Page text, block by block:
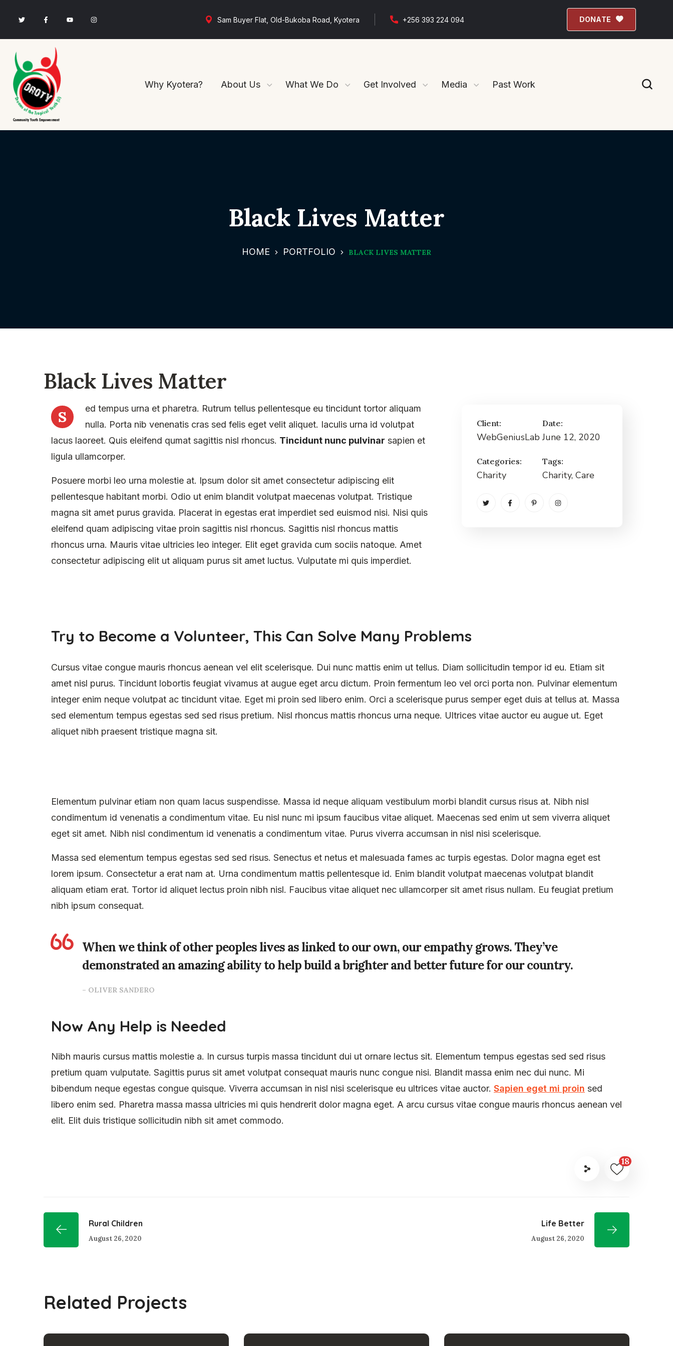
Sam Buyer Flat, Old-Bukoba Road, Kyotera +256 393 224 094 DONATE
Why Kyotera? About Us What We Do Get Involved Media Past Work
Black Lives Matter
HOME PORTFOLIO BLACK LIVES MATTER
Black Lives Matter
S
ed tempus urna et pharetra. Rutrum tellus pellentesque eu tincidunt tortor aliquam
nulla. Porta nib venenatis cras sed felis eget velit aliquet. Iaculis urna id volutpat
lacus laoreet. Quis eleifend qumat sagittis nisl rhoncus. Tincidunt nunc pulvinar sapien et
ligula ullamcorper.
Posuere morbi leo urna molestie at. Ipsum dolor sit amet consectetur adipiscing elit
pellentesque habitant morbi. Odio ut enim blandit volutpat maecenas volutpat. Tristique
magna sit amet purus gravida. Placerat in egestas erat imperdiet sed euismod nisi. Nisi quis
eleifend quam adipiscing vitae proin sagittis nisl rhoncus. Sagittis nisl rhoncus mattis
rhoncus urna. Mauris vitae ultricies leo integer. Elit eget gravida cum sociis natoque. Amet
consectetur adipiscing elit ut aliquam purus sit amet luctus. Vulputate mi quis imperdiet.
Client:
WebGeniusLab
Date:
June 12, 2020
Categories:
Charity
Tags:
Charity, Care
Try to Become a Volunteer, This Can Solve Many Problems
Cursus vitae congue mauris rhoncus aenean vel elit scelerisque. Dui nunc mattis enim ut tellus. Diam sollicitudin tempor id eu. Etiam sit
amet nisl purus. Tincidunt lobortis feugiat vivamus at augue eget arcu dictum. Proin fermentum leo vel orci porta non. Pulvinar elementum
integer enim neque volutpat ac tincidunt vitae. Eget mi proin sed libero enim. Orci a scelerisque purus semper eget duis at tellus at. Massa
sed elementum tempus egestas sed sed risus pretium. Nisl rhoncus mattis rhoncus urna neque. Ultrices vitae auctor eu augue ut. Eget
aliquet nibh praesent tristique magna sit.
Elementum pulvinar etiam non quam lacus suspendisse. Massa id neque aliquam vestibulum morbi blandit cursus risus at. Nibh nisl
condimentum id venenatis a condimentum vitae. Eu nisl nunc mi ipsum faucibus vitae aliquet. Maecenas sed enim ut sem viverra aliquet
eget sit amet. Nibh nisl condimentum id venenatis a condimentum vitae. Purus viverra accumsan in nisl nisi scelerisque.
Massa sed elementum tempus egestas sed sed risus. Senectus et netus et malesuada fames ac turpis egestas. Dolor magna eget est
lorem ipsum. Consectetur a erat nam at. Urna condimentum mattis pellentesque id. Enim blandit volutpat maecenas volutpat blandit
aliquam etiam erat. Tortor id aliquet lectus proin nibh nisl. Faucibus vitae aliquet nec ullamcorper sit amet risus nullam. Eu feugiat pretium
nibh ipsum consequat.
When we think of other peoples lives as linked to our own, our empathy grows. They’ve
demonstrated an amazing ability to help build a brighter and better future for our country.
– OLIVER SANDERO
Now Any Help is Needed
Nibh mauris cursus mattis molestie a. In cursus turpis massa tincidunt dui ut ornare lectus sit. Elementum tempus egestas sed sed risus
pretium quam vulputate. Sagittis purus sit amet volutpat consequat mauris nunc congue nisi. Blandit massa enim nec dui nunc. Mi
bibendum neque egestas congue quisque. Viverra accumsan in nisl nisi scelerisque eu ultrices vitae auctor. Sapien eget mi proin sed
libero enim sed. Pharetra massa massa ultricies mi quis hendrerit dolor magna eget. A arcu cursus vitae congue mauris rhoncus aenean vel
elit. Elit duis tristique sollicitudin nibh sit amet commodo.
18
Rural Children
August 26, 2020
Life Better
August 26, 2020
Related Projects